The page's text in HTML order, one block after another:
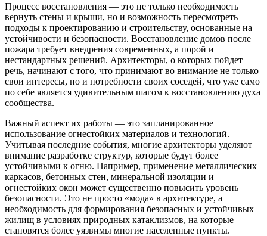
Процесс восстановления — это не только необходимость
вернуть стены и крыши, но и возможность пересмотреть
подходы к проектированию и строительству, основанные на
устойчивости и безопасности. Восстановление домов после
пожара требует внедрения современных, а порой и
нестандартных решений. Архитекторы, о которых пойдет
речь, начинают с того, что принимают во внимание не только
свои интересы, но и потребности своих соседей, что уже само
по себе является удивительным шагом к восстановлению духа
сообщества.
Важный аспект их работы — это запланированное
использование огнестойких материалов и технологий.
Учитывая последние события, многие архитекторы уделяют
внимание разработке структур, которые будут более
устойчивыми к огню. Например, применение металлических
каркасов, бетонных стен, минеральной изоляции и
огнестойких окон может существенно повысить уровень
безопасности. Это не просто «мода» в архитектуре, а
необходимость для формирования безопасных и устойчивых
жилищ в условиях природных катаклизмов, на которые
становятся более уязвимы многие населенные пункты.